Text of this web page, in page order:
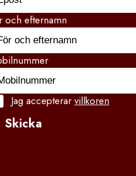
och efternamn
Jag accepterar villkoren
Skicka